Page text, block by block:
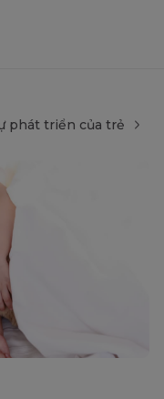
phát triển của trẻ